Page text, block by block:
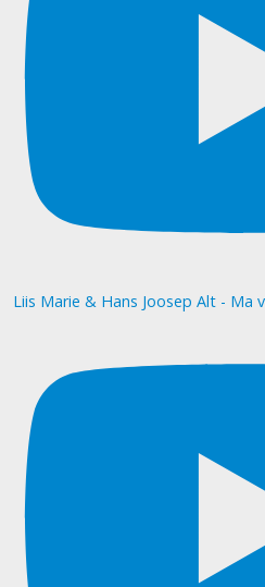
Liis Marie & Hans Joosep Alt - Ma